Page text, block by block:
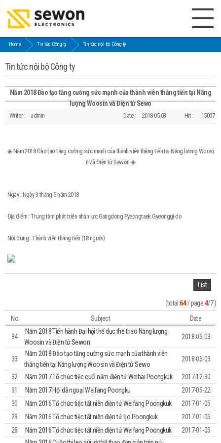
Home Tin tức Công ty Tin tức nội bộ Công ty
Tin tức nội bộ Công ty
Năm 2018 Đào tạo tăng cường sức mạnh của thành viên thắng tiến tại Năng
lượng Woosin và Điện tử Sewo
Writer : admin Date : 2018-05-03 Hit : 15007
◈ Năm 2018 Đào tạo tăng cường sức mạnh của thành viên thắng tiến tại Năng lượng Woosi
n và Điện tử Sewon ◈
Ngày : Ngày 3 tháng 5 năm 2018
Địa điểm : Trung tâm phát triền nhân lực Gangdong Pyeongtaek Gyeonggi-do
Nội dung : Thành viên thăng tiến (18 người)
List
(total:64/ page:4/7 )
No.
Subject Date
34
Năm 2018 Tiến hành Đại hội thể dục thể thao Năng lượng
Woosin và Điện tử Sewon
2018-05-03
33
Năm 2018 Đào tạo tăng cường sức mạnh của thành viên
thắng tiến tại Năng lượng Woosin và Điện tử Sewo
2018-05-03
32 Năm 2017 Tổ chức tiệc cuối năm điện tử Weihai Poongkuk
2017-12-30
31
Năm 2017 Hội dã ngoại Weifang Poongku
2017-05-22
30
Năm 2016 Tổ chức tiệc tất niên điện tử Weifang Poongkuk
2017-01-05
29
Năm 2016 Tổ chức tiệc tất niên điện tử Iljo Poongkuk
2017-01-05
28
Năm 2016 Tổ chức tiệc tất niên điện tử Weifang Poongkuk
2017-01-05